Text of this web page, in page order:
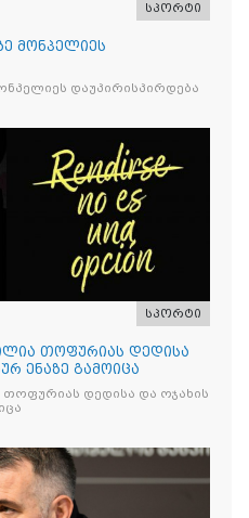
სპორტი
მონპელიეს
დაუპირისპირდება
სპორტი
თოფურიას დედისა
ენაზე გამოიცა
თოფურიას დედისა და ოჯახის